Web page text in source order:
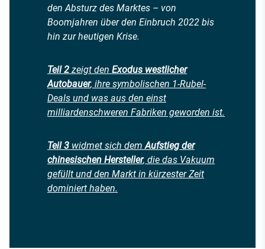
den Absturz des Marktes – von
Boomjahren über den Einbruch 2022 bis
hin zur heutigen Krise.
Teil 2 zeigt den Exodus westlicher
Autobauer, ihre symbolischen 1-Rubel-
Deals und was aus den einst
milliardenschweren Fabriken geworden ist.
Teil 3 widmet sich demAufstieg der
chinesischen Hersteller, die das Vakuum
gefüllt und den Markt in kürzester Zeit
dominiert haben.